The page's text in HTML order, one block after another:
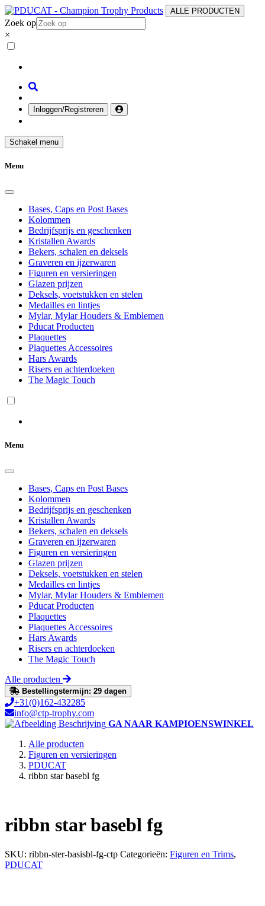
ALLE PRODUCTEN
Zoek op
×
Inloggen/Registreren
Schakel menu
Menu
Bases, Caps en Post Bases
Kolommen
Bedrijfsprijs en geschenken
Kristallen Awards
Bekers, schalen en deksels
Graveren en ijzerwaren
Figuren en versieringen
Glazen prijzen
Deksels, voetstukken en stelen
Medailles en lintjes
Mylar, Mylar Houders & Emblemen
Pducat Producten
Plaquettes
Plaquettes Accessoires
Hars Awards
Risers en achterdoeken
The Magic Touch
Menu
Bases, Caps en Post Bases
Kolommen
Bedrijfsprijs en geschenken
Kristallen Awards
Bekers, schalen en deksels
Graveren en ijzerwaren
Figuren en versieringen
Glazen prijzen
Deksels, voetstukken en stelen
Medailles en lintjes
Mylar, Mylar Houders & Emblemen
Pducat Producten
Plaquettes
Plaquettes Accessoires
Hars Awards
Risers en achterdoeken
The Magic Touch
Alle producten
Bestellingstermijn: 29 dagen
+31(0)162-432285
info@ctp-trophy.com
GA NAAR KAMPIOENSWINKEL
Alle producten
Figuren en versieringen
PDUCAT
ribbn star basebl fg
ribbn star basebl fg
SKU: ribbn-ster-basisbl-fg-ctp Categorieën: Figuren en Trims,
PDUCAT